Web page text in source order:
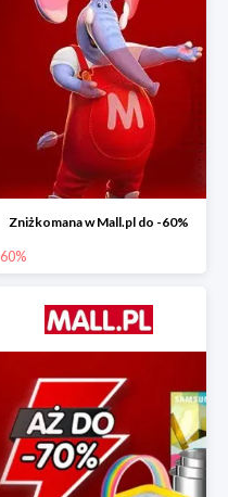
Zniżkomana w Mall.pl do -60%
60%